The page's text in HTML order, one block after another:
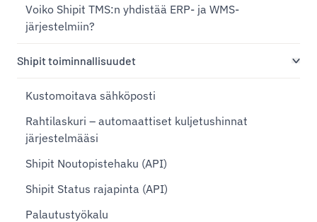
Voiko Shipit TMS:n yhdistää ERP- ja WMS-
järjestelmiin?
Shipit toiminnallisuudet
Kustomoitava sähköposti
Rahtilaskuri – automaattiset kuljetushinnat
järjestelmääsi
Shipit Noutopistehaku (API)
Shipit Status rajapinta (API)
Palautustyökalu